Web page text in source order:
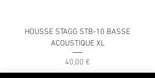
HOUSSE STAGG STB-10 BASSE
ACOUSTIQUE XL
Prix
40,00 €